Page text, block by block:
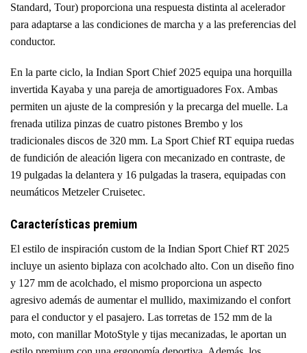
Standard, Tour) proporciona una respuesta distinta al acelerador
para adaptarse a las condiciones de marcha y a las preferencias del
conductor.
En la parte ciclo, la Indian Sport Chief 2025 equipa una horquilla
invertida Kayaba y una pareja de amortiguadores Fox. Ambas
permiten un ajuste de la compresión y la precarga del muelle. La
frenada utiliza pinzas de cuatro pistones Brembo y los
tradicionales discos de 320 mm. La Sport Chief RT equipa ruedas
de fundición de aleación ligera con mecanizado en contraste, de
19 pulgadas la delantera y 16 pulgadas la trasera, equipadas con
neumáticos Metzeler Cruisetec.
Características premium
El estilo de inspiración custom de la Indian Sport Chief RT 2025
incluye un asiento biplaza con acolchado alto. Con un diseño fino
y 127 mm de acolchado, el mismo proporciona un aspecto
agresivo además de aumentar el mullido, maximizando el confort
para el conductor y el pasajero. Las torretas de 152 mm de la
moto, con manillar MotoStyle y tijas mecanizadas, le aportan un